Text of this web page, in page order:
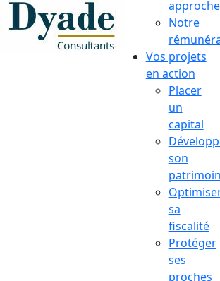
approche
Notre
Vos projets
en action
Placer
un
capital
son
sa
fiscalité
Protéger
ses
proches